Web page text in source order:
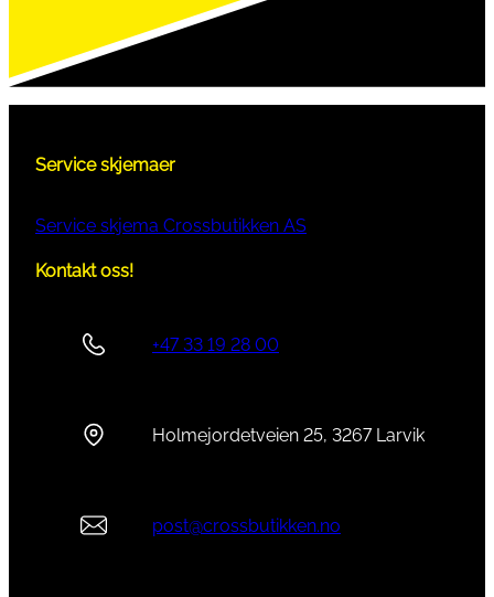
Service skjemaer
Service skjema Crossbutikken AS
Kontakt oss!
+47 33 19 28 00
Holmejordetveien 25, 3267 Larvik
post@crossbutikken.no